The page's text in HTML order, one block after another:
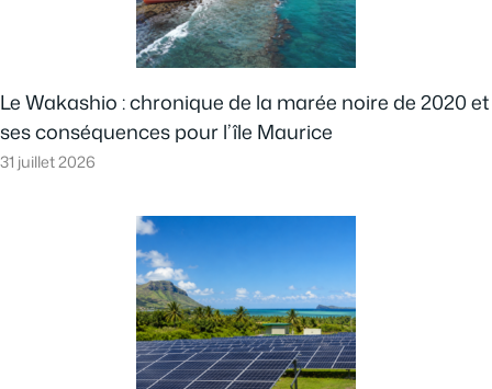
Le Wakashio : chronique de la marée noire de 2020 et
ses conséquences pour l’île Maurice
31 juillet 2026